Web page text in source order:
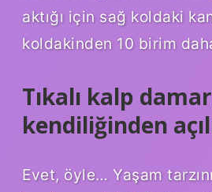
aktığı için sağ koldaki
koldakinden 10 birim
Tıkalı kalp
kendiliğinden
Evet, öyle… Yaşam